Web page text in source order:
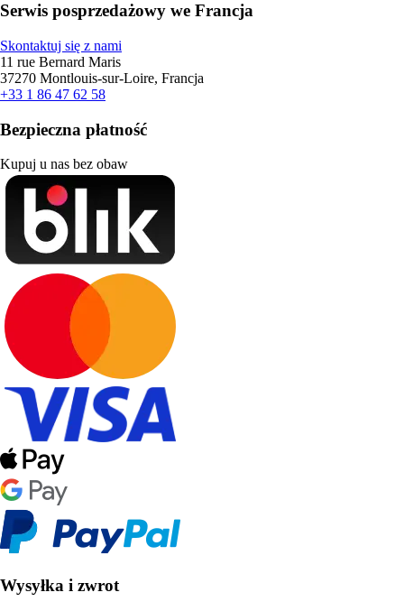
Serwis posprzedażowy we Francja
Skontaktuj się z nami
11 rue Bernard Maris
37270 Montlouis-sur-Loire, Francja
+33 1 86 47 62 58
Bezpieczna płatność
Kupuj u nas bez obaw
Wysyłka i zwrot